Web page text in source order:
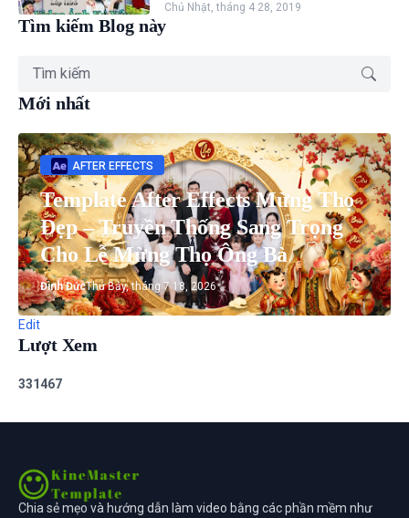
Chủ Nhật, tháng 4 28, 2019
Tìm kiếm Blog này
Mới nhất
AFTER EFFECTS
Template After Effects Mừng Thọ
Đẹp – Truyền Thống Sang Trọng
Cho Lễ Mừng Thọ Ông Bà
Đình ĐứcThứ Bảy, tháng 7 18, 2026
Edit
Lượt Xem
331 467
Chia sẻ mẹo và hướng dẫn làm video bằng các phần mềm như